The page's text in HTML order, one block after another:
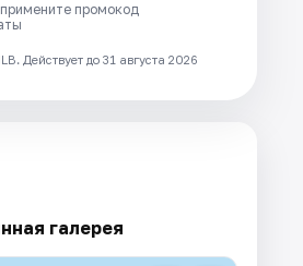
промокод
Действует до 31 августа 2026
галерея